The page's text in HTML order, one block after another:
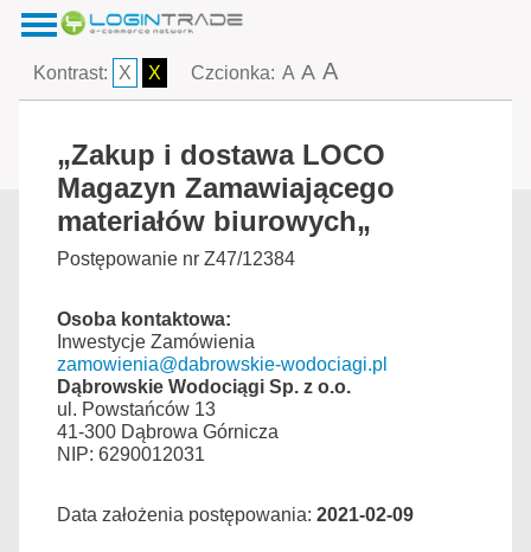
Kontrast: X X Czcionka: A A A
„Zakup i dostawa LOCO
Magazyn Zamawiającego
materiałów biurowych„
Postępowanie nr Z47/12384
Osoba kontaktowa:
Inwestycje Zamówienia
zamowienia@dabrowskie-wodociagi.pl
Dąbrowskie Wodociągi Sp. z o.o.
ul. Powstańców 13
41-300 Dąbrowa Górnicza
NIP: 6290012031
Data założenia postępowania: 2021-02-09